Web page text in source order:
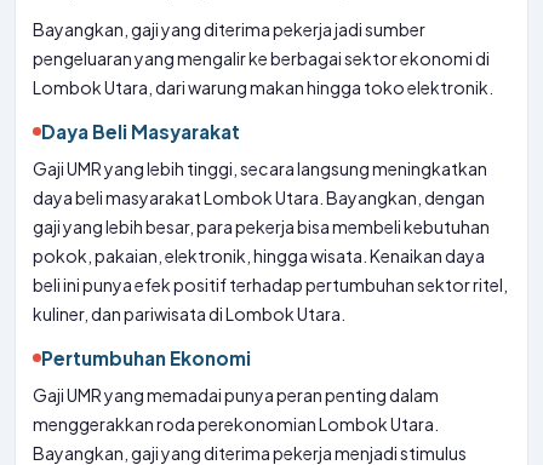
Bayangkan, gaji yang diterima pekerja jadi sumber
pengeluaran yang mengalir ke berbagai sektor ekonomi di
Lombok Utara, dari warung makan hingga toko elektronik.
Daya Beli Masyarakat
Gaji UMR yang lebih tinggi, secara langsung meningkatkan
daya beli masyarakat Lombok Utara. Bayangkan, dengan
gaji yang lebih besar, para pekerja bisa membeli kebutuhan
pokok, pakaian, elektronik, hingga wisata. Kenaikan daya
beli ini punya efek positif terhadap pertumbuhan sektor ritel,
kuliner, dan pariwisata di Lombok Utara.
Pertumbuhan Ekonomi
Gaji UMR yang memadai punya peran penting dalam
menggerakkan roda perekonomian Lombok Utara.
Bayangkan, gaji yang diterima pekerja menjadi stimulus